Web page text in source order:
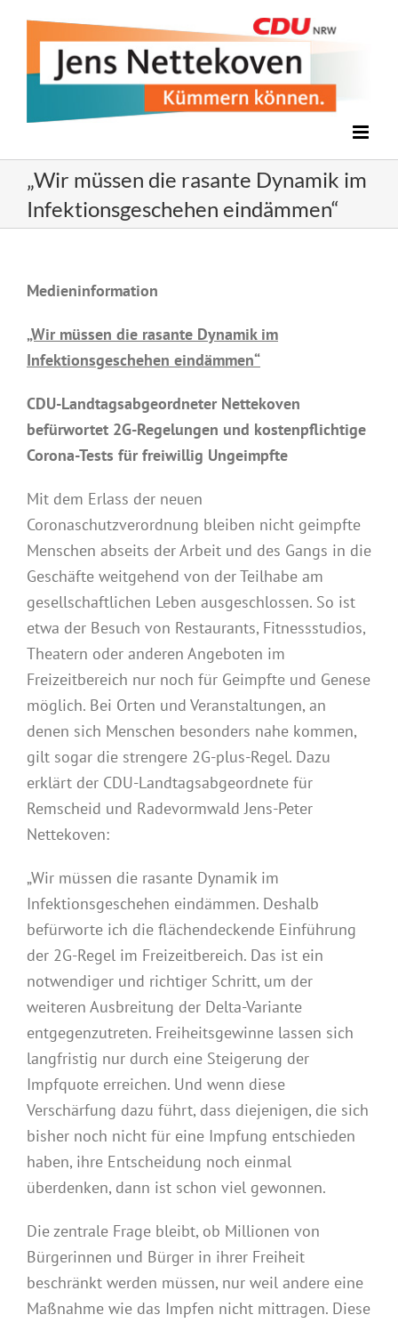
„Wir müssen die rasante Dynamik im
Infektionsgeschehen eindämmen“
Medieninformation
„Wir müssen die rasante Dynamik im
Infektionsgeschehen eindämmen“
CDU-Landtagsabgeordneter Nettekoven
befürwortet 2G-Regelungen und kostenpflichtige
Corona-Tests für freiwillig Ungeimpfte
Mit dem Erlass der neuen
Coronaschutzverordnung bleiben nicht geimpfte
Menschen abseits der Arbeit und des Gangs in die
Geschäfte weitgehend von der Teilhabe am
gesellschaftlichen Leben ausgeschlossen. So ist
etwa der Besuch von Restaurants, Fitnessstudios,
Theatern oder anderen Angeboten im
Freizeitbereich nur noch für Geimpfte und Genese
möglich. Bei Orten und Veranstaltungen, an
denen sich Menschen besonders nahe kommen,
gilt sogar die strengere 2G-plus-Regel. Dazu
erklärt der CDU-Landtagsabgeordnete für
Remscheid und Radevormwald Jens-Peter
Nettekoven:
„Wir müssen die rasante Dynamik im
Infektionsgeschehen eindämmen. Deshalb
befürworte ich die flächendeckende Einführung
der 2G-Regel im Freizeitbereich. Das ist ein
notwendiger und richtiger Schritt, um der
weiteren Ausbreitung der Delta-Variante
entgegenzutreten. Freiheitsgewinne lassen sich
langfristig nur durch eine Steigerung der
Impfquote erreichen. Und wenn diese
Verschärfung dazu führt, dass diejenigen, die sich
bisher noch nicht für eine Impfung entschieden
haben, ihre Entscheidung noch einmal
überdenken, dann ist schon viel gewonnen.
Die zentrale Frage bleibt, ob Millionen von
Bürgerinnen und Bürger in ihrer Freiheit
beschränkt werden müssen, nur weil andere eine
Maßnahme wie das Impfen nicht mittragen. Diese